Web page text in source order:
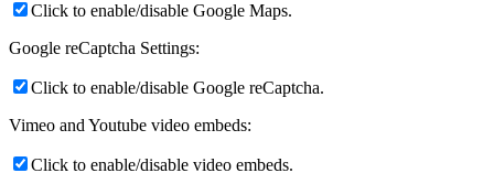
Click to enable/disable Google Maps.
Google reCaptcha Settings:
Click to enable/disable Google reCaptcha.
Vimeo and Youtube video embeds:
Click to enable/disable video embeds.